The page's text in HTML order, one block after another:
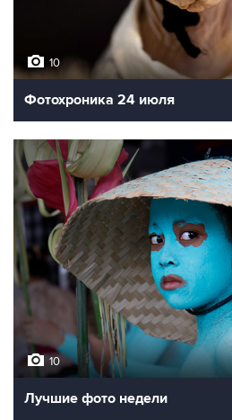
10
Фотохроника 24 июля
10
Лучшие фото недели